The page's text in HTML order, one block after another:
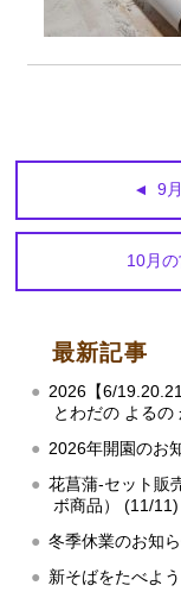
9
10月
最新記事
2026【6/
とわだの よる
2026年開園のお
花菖蒲‐セット販
ボ商品） (11/11)
冬季休業のお知
新そばをたべよ